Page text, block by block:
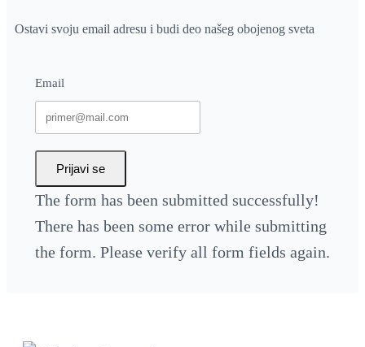
Ostavi svoju email adresu i budi deo našeg obojenog sveta
Email
Prijavi se
The form has been submitted successfully!
There has been some error while submitting
the form. Please verify all form fields again.